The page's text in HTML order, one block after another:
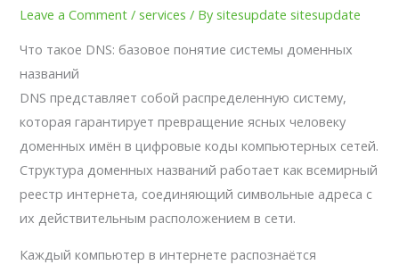
Leave a Comment /services / Bysitesupdate sitesupdate
Что такое DNS: базовое понятие системы доменных
названий
DNS представляет собой распределенную систему,
которая гарантирует превращение ясных человеку
доменных имён в цифровые коды компьютерных сетей.
Структура доменных названий работает как всемирный
реестр интернета, соединяющий символьные адреса с
их действительным расположением в сети.
Каждый компьютер в интернете распознаётся